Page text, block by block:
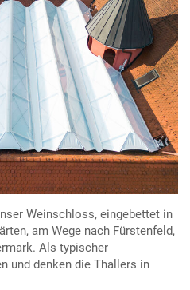
Weinschloss, eingebettet in
am Wege nach Fürstenfeld,
Als typischer
und denken die Thallers in